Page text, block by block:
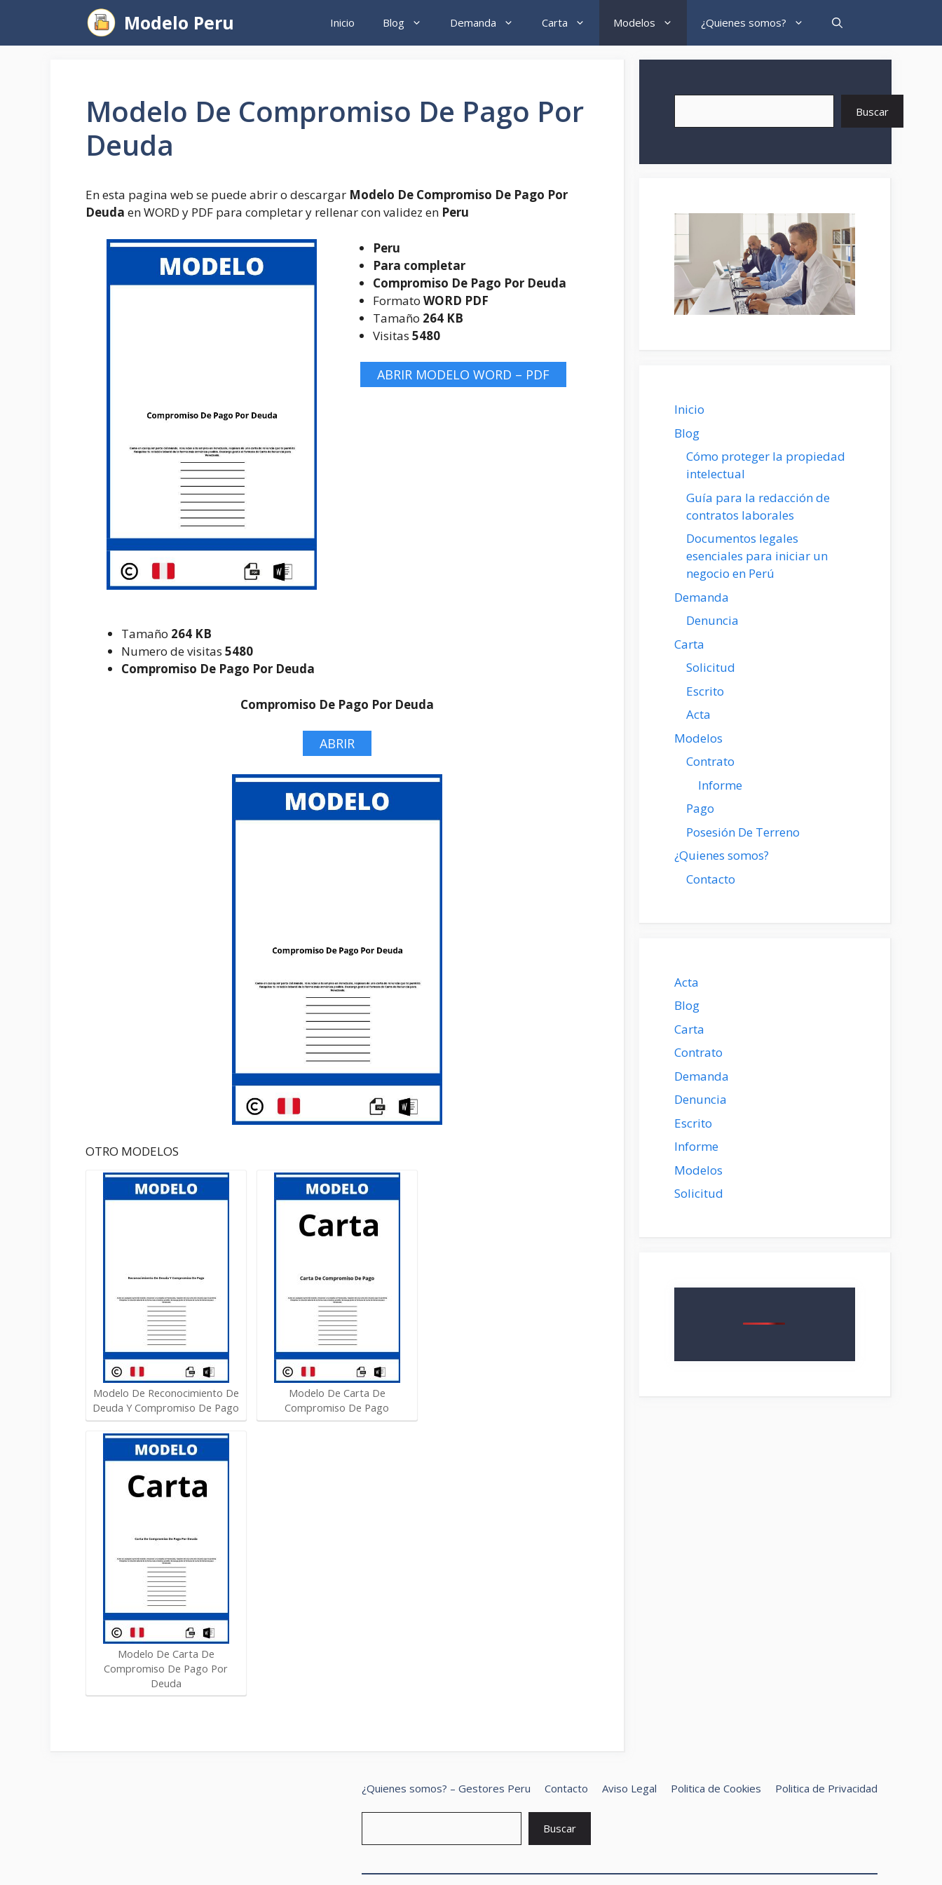
contenido
Modelo Peru Inicio Blog Demanda Carta Modelos ¿Quienes somos?
Modelo De Compromiso De Pago Por
Deuda
En esta pagina web se puede abrir o descargar Modelo De Compromiso De Pago Por
Deuda en WORD y PDF para completar y rellenar con validez en Peru
Peru
Para completar
Compromiso De Pago Por Deuda
Formato WORD PDF
Tamaño 264 KB
Visitas 5480
ABRIR MODELO WORD – PDF
Tamaño 264 KB
Numero de visitas 5480
Compromiso De Pago Por Deuda
Compromiso De Pago Por Deuda
ABRIR
OTRO MODELOS
Modelo De Reconocimiento De
Deuda Y Compromiso De Pago
Modelo De Carta De
Compromiso De Pago Por
Deuda
Modelo De Carta De
Compromiso De Pago
Buscar
Inicio
Blog
Cómo proteger la propiedad
intelectual
Guía para la redacción de
contratos laborales
Documentos legales
esenciales para iniciar un
negocio en Perú
Demanda
Denuncia
Carta
Solicitud
Escrito
Acta
Modelos
Contrato
Informe
Pago
Posesión De Terreno
¿Quienes somos?
Contacto
Acta
Blog
Carta
Contrato
Demanda
Denuncia
Escrito
Informe
Modelos
Solicitud
¿Quienes somos? – Gestores Peru Contacto Aviso Legal Politica de Cookies Politica de Privacidad
Buscar